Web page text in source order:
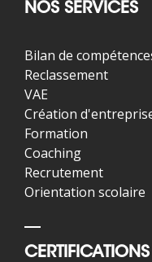
NOS SERVICES
Bilan de
Reclassement
VAE
Création
Formation
Coaching
Recrutement
Orientation scolaire
CERTIFICATIONS